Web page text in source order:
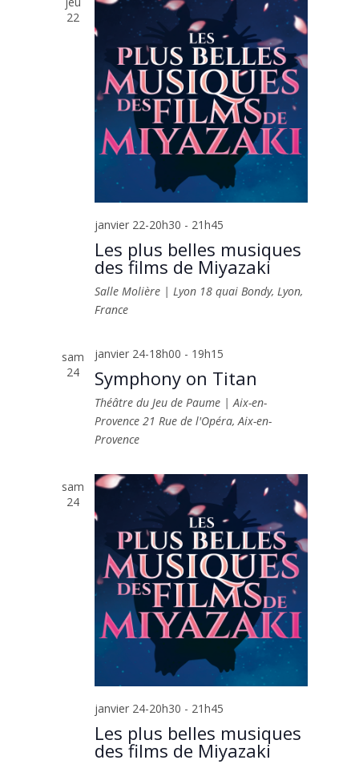
22
janvier 22-20h30 - 21h45
Les plus belles musiques
des films de Miyazaki
Salle Molière | Lyon 18 quai Bondy, Lyon,
France
sam
24
janvier 24-18h00 - 19h15
Symphony on Titan
Théâtre du Jeu de Paume | Aix-en-
Provence21 Rue de l'Opéra, Aix-en-
Provence
sam
24
janvier 24-20h30 - 21h45
Les plus belles musiques
des films de Miyazaki